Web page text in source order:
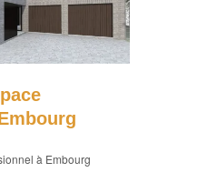
à Embourg